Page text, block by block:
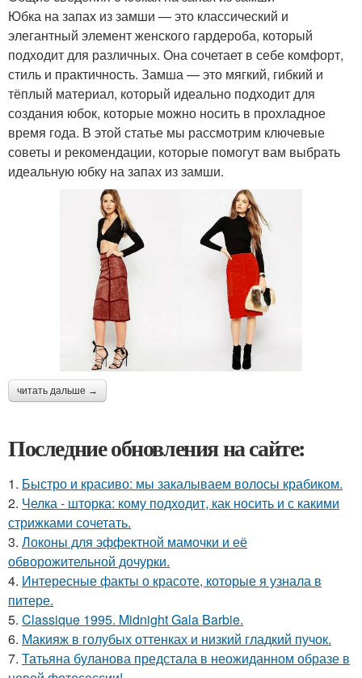
Юбка на запах из замши — это классический и
элегантный элемент женского гардероба, который
подходит для различных. Она сочетает в себе комфорт,
стиль и практичность. Замша — это мягкий, гибкий и
тёплый материал, который идеально подходит для
создания юбок, которые можно носить в прохладное
время года. В этой статье мы рассмотрим ключевые
советы и рекомендации, которые помогут вам выбрать
идеальную юбку на запах из замши.
читать дальше →
Последние обновления на сайте:
1. Быстро и красиво: мы закалываем волосы крабиком.
2. Челка - шторка: кому подходит, как носить и с какими
стрижками сочетать.
3. Локоны для эффектной мамочки и её
обворожительной дочурки.
4. Интересные факты о красоте, которые я узнала в
питере.
5. Classique 1995. Midnight Gala Barbie.
6. Макияж в голубых оттенках и низкий гладкий пучок.
7. Татьяна буланова предстала в неожиданном образе в